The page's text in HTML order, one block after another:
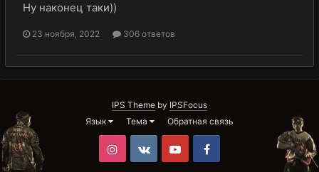
Ну наконец таки))
23 ноября, 2022 306 ответов
IPS Theme by IPSFocus
Язык
Тема Обратная связь
InstagramVK Youtube